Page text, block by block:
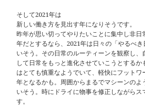
そして2021年は
新しい働き方を見出す年になりそうです。
昨年が思い切ってやりたいことに集中し非日
年だとするなら、2021年は日々の「やるべ
いそう。その日常のルーティーンを観察し、
して日常をもっと進化させていこうとする
はとても慎重なようでいて、軽快にフットワ
年となるかも。周囲からまるでマシーンのよ
いそう。時にドライに物事を修正しながらス
す。